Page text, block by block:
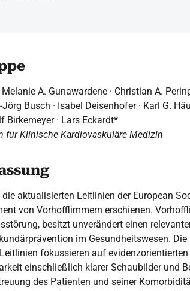
A. Gunawardene · Christian A.
Busch · Isabel Deisenhofer · Karl G.
Birkemeyer · Lars Eckardt*
für Klinische Kardiovaskuläre Medizin
aktualisierten Leitlinien der European
von Vorhofflimmern erschienen.
besitzt unverändert einen
im Gesundheitswesen.
fokussieren auf
einschließlich klarer Schaubilder und
des Patienten und seiner